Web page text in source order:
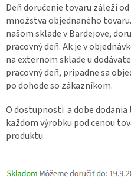
Deň doručenie tovaru záleží
množstva objednaného
našom sklade v Bardejove,
pracovný deň. Ak je v
na externom sklade u
pracovný deň, prípadne sa
po dohode so zákazníkom.
O dostupnosti a dobe
každom výrobku pod cenou
produktu.